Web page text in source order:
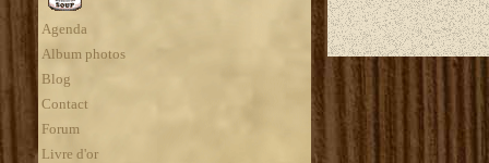
Agenda
Album photos
Blog
Contact
Forum
Livre d'or